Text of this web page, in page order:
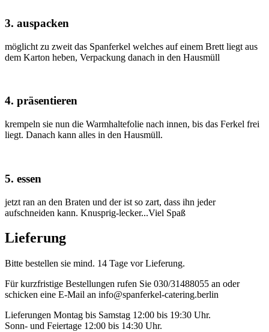
3. auspacken
möglicht zu zweit das Spanferkel welches auf einem Brett liegt aus
dem Karton heben, Verpackung danach in den Hausmüll
4. präsentieren
krempeln sie nun die Warmhaltefolie nach innen, bis das Ferkel frei
liegt. Danach kann alles in den Hausmüll.
5. essen
jetzt ran an den Braten und der ist so zart, dass ihn jeder
aufschneiden kann. Knusprig-lecker...Viel Spaß
Lieferung
Bitte bestellen sie mind. 14 Tage vor Lieferung.
Für kurzfristige Bestellungen rufen Sie 030/31488055 an oder
schicken eine E-Mail an info@spanferkel-catering.berlin
Lieferungen Montag bis Samstag 12:00 bis 19:30 Uhr.
Sonn- und Feiertage 12:00 bis 14:30 Uhr.